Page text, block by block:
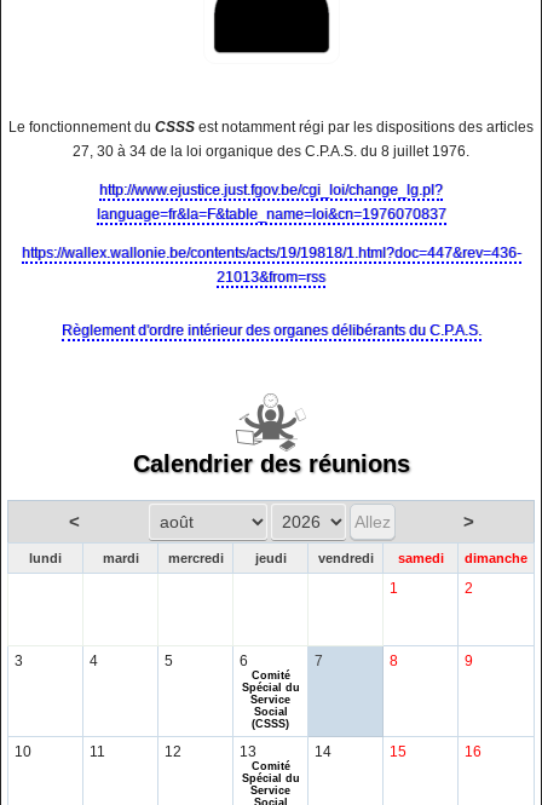
Le fonctionnement du CSSS est notamment régi par les dispositions des articles
27, 30 à 34 de la loi organique des C.P.A.S. du 8 juillet 1976.
http://www.ejustice.just.fgov.be/cgi_loi/change_lg.pl?
language=fr&la=F&table_name=loi&cn=1976070837
https://wallex.wallonie.be/contents/acts/19/19818/1.html?doc=447&rev=436-
21013&from=rss
Règlement d'ordre intérieur des organes délibérants du C.P.A.S.
Calendrier des réunions
< >
lundi mardi mercredi jeudi vendredi samedi dimanche
1 2
3 4 5 6
Comité
Spécial du
Service
Social
(CSSS)
7 8 9
10 11 12 13
Comité
Spécial du
Service
14 15 16